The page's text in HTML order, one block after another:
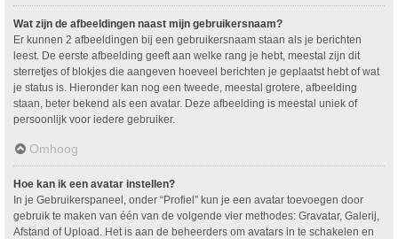
Wat zijn de afbeeldingen naast mijn gebruikersnaam?
Er kunnen 2 afbeeldingen bij een gebruikersnaam staan als je berichten
leest. De eerste afbeelding geeft aan welke rang je hebt, meestal zijn dit
sterretjes of blokjes die aangeven hoeveel berichten je geplaatst hebt of wat
je status is. Hieronder kan nog een tweede, meestal grotere, afbeelding
staan, beter bekend als een avatar. Deze afbeelding is meestal uniek of
persoonlijk voor iedere gebruiker.
Omhoog
Hoe kan ik een avatar instellen?
In je Gebruikerspaneel, onder “Profiel” kun je een avatar toevoegen door
gebruik te maken van één van de volgende vier methodes: Gravatar, Galerij,
Afstand of Upload. Het is aan de beheerders om avatars in te schakelen en